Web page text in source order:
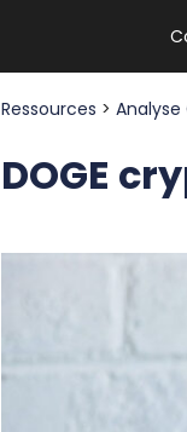
Ressources >
DOGE